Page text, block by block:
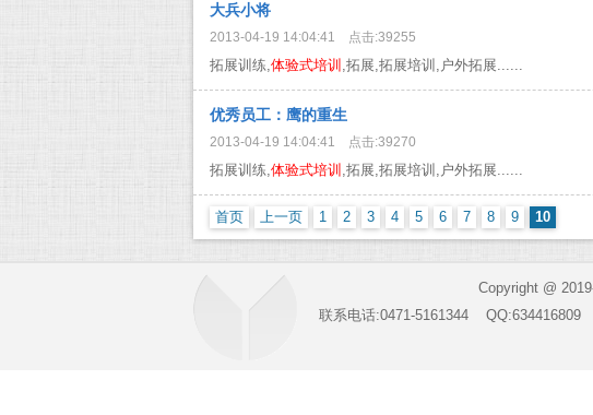
大兵小将
2013-04-19 14:04:41 点击:39255
拓展训练,体验式培训 ,拓展,拓展培训,户外拓展......
优秀员工：鹰的重生
2013-04-19 14:04:41 点击:39270
拓展训练,体验式培训 ,拓展,拓展培训,户外拓展......
首页 上一页 1 2 3 4 5 6 7 8 9 10
Copyright @
联系电话:0471-5161344